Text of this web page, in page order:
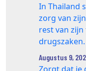
In Thailand
zorg van
rest van
drugszaken.
Augustus 9,